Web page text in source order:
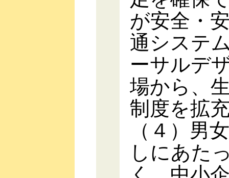
が安全・
通システ
ーサルデ
場から、
制度を拡
（４）男
しにあた